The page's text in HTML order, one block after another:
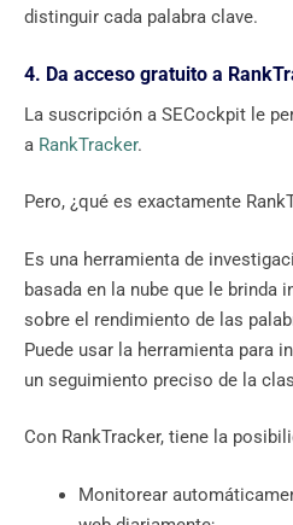
distinguir cada palabra clave.
4. Da acceso gratuito a
La suscripción a SECockpit le
a RankTracker.
Pero, ¿qué es exactamente
Es una herramienta de
basada en la nube que le brinda
sobre el rendimiento de las
Puede usar la herramienta para
un seguimiento preciso de la
Con RankTracker, tiene la
Monitorear